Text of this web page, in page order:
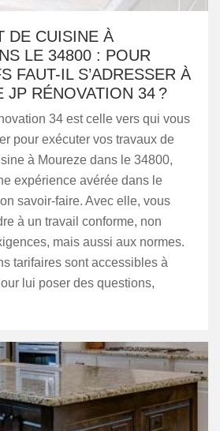
DE CUISINE À
LE 34800 : POUR
FAUT-IL S’ADRESSER À
JP RÉNOVATION 34 ?
34 est celle vers qui vous
pour exécuter vos travaux de
à Moureze dans le 34800,
expérience avérée dans le
savoir-faire. Avec elle, vous
à un travail conforme, non
mais aussi aux normes.
tarifaires sont accessibles à
lui poser des questions,